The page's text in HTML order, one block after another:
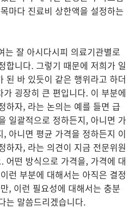
마다 진료비 상한액을 설정하는
는 잘 아시다시피 의료기관별로
합니다. 그렇기 때문에 저희가 일
된 바 있듯이 같은 행위라고 하더
굉장히 큰 편입니다. 이 부분에
하자, 라는 논의는 예를 들면 급
일괄적으로 정하든지, 아니면 가
아니면 평균 가격을 정하든지 이
하자, 라는 의견이 지금 전문위원
어떤 방식으로 가격을, 가격에 대
런 부분에 대해서는 아직은 결정
, 이런 필요성에 대해서는 충분
는 말씀드리겠습니다.